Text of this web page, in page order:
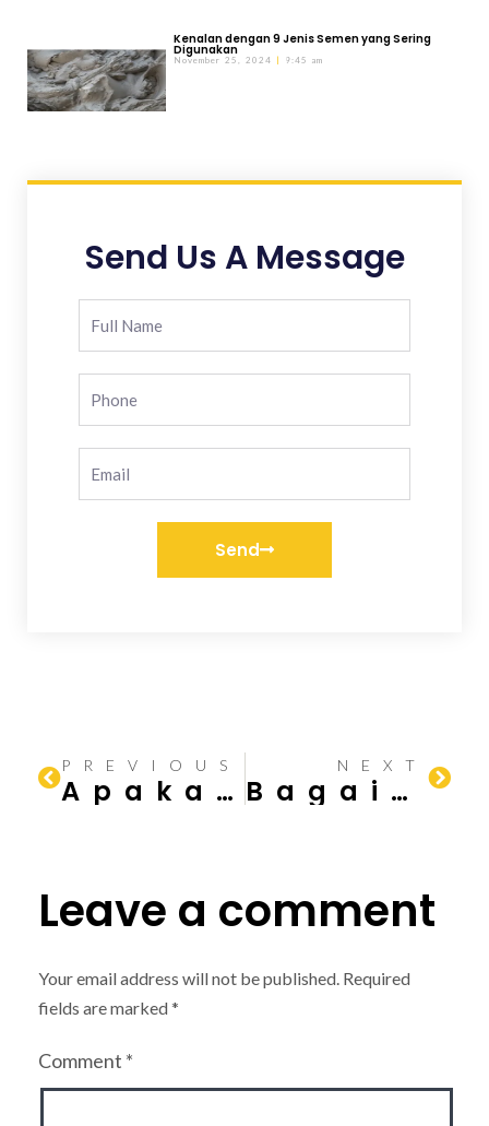
Kenalan dengan 9 Jenis Semen yang Sering
Digunakan
November 25, 2024 9:45 am
Send Us A Message
Send
PREVIOUS
Apakah Plamir Bisa Digunakan untuk Tembok Retak?
NEXT
Bagaimana Cara Menghentikan Retaknya Plester Baru?
Leave a comment
Your email address will not be published. Required
fields are marked*
Comment *